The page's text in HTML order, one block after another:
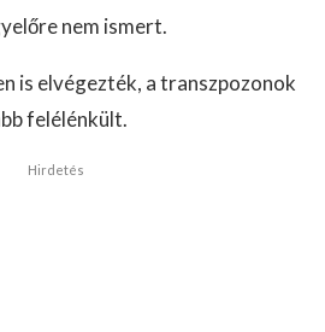
nem ismert.
is elvégezték, a transzpozonok
felélénkült.
Hirdetés